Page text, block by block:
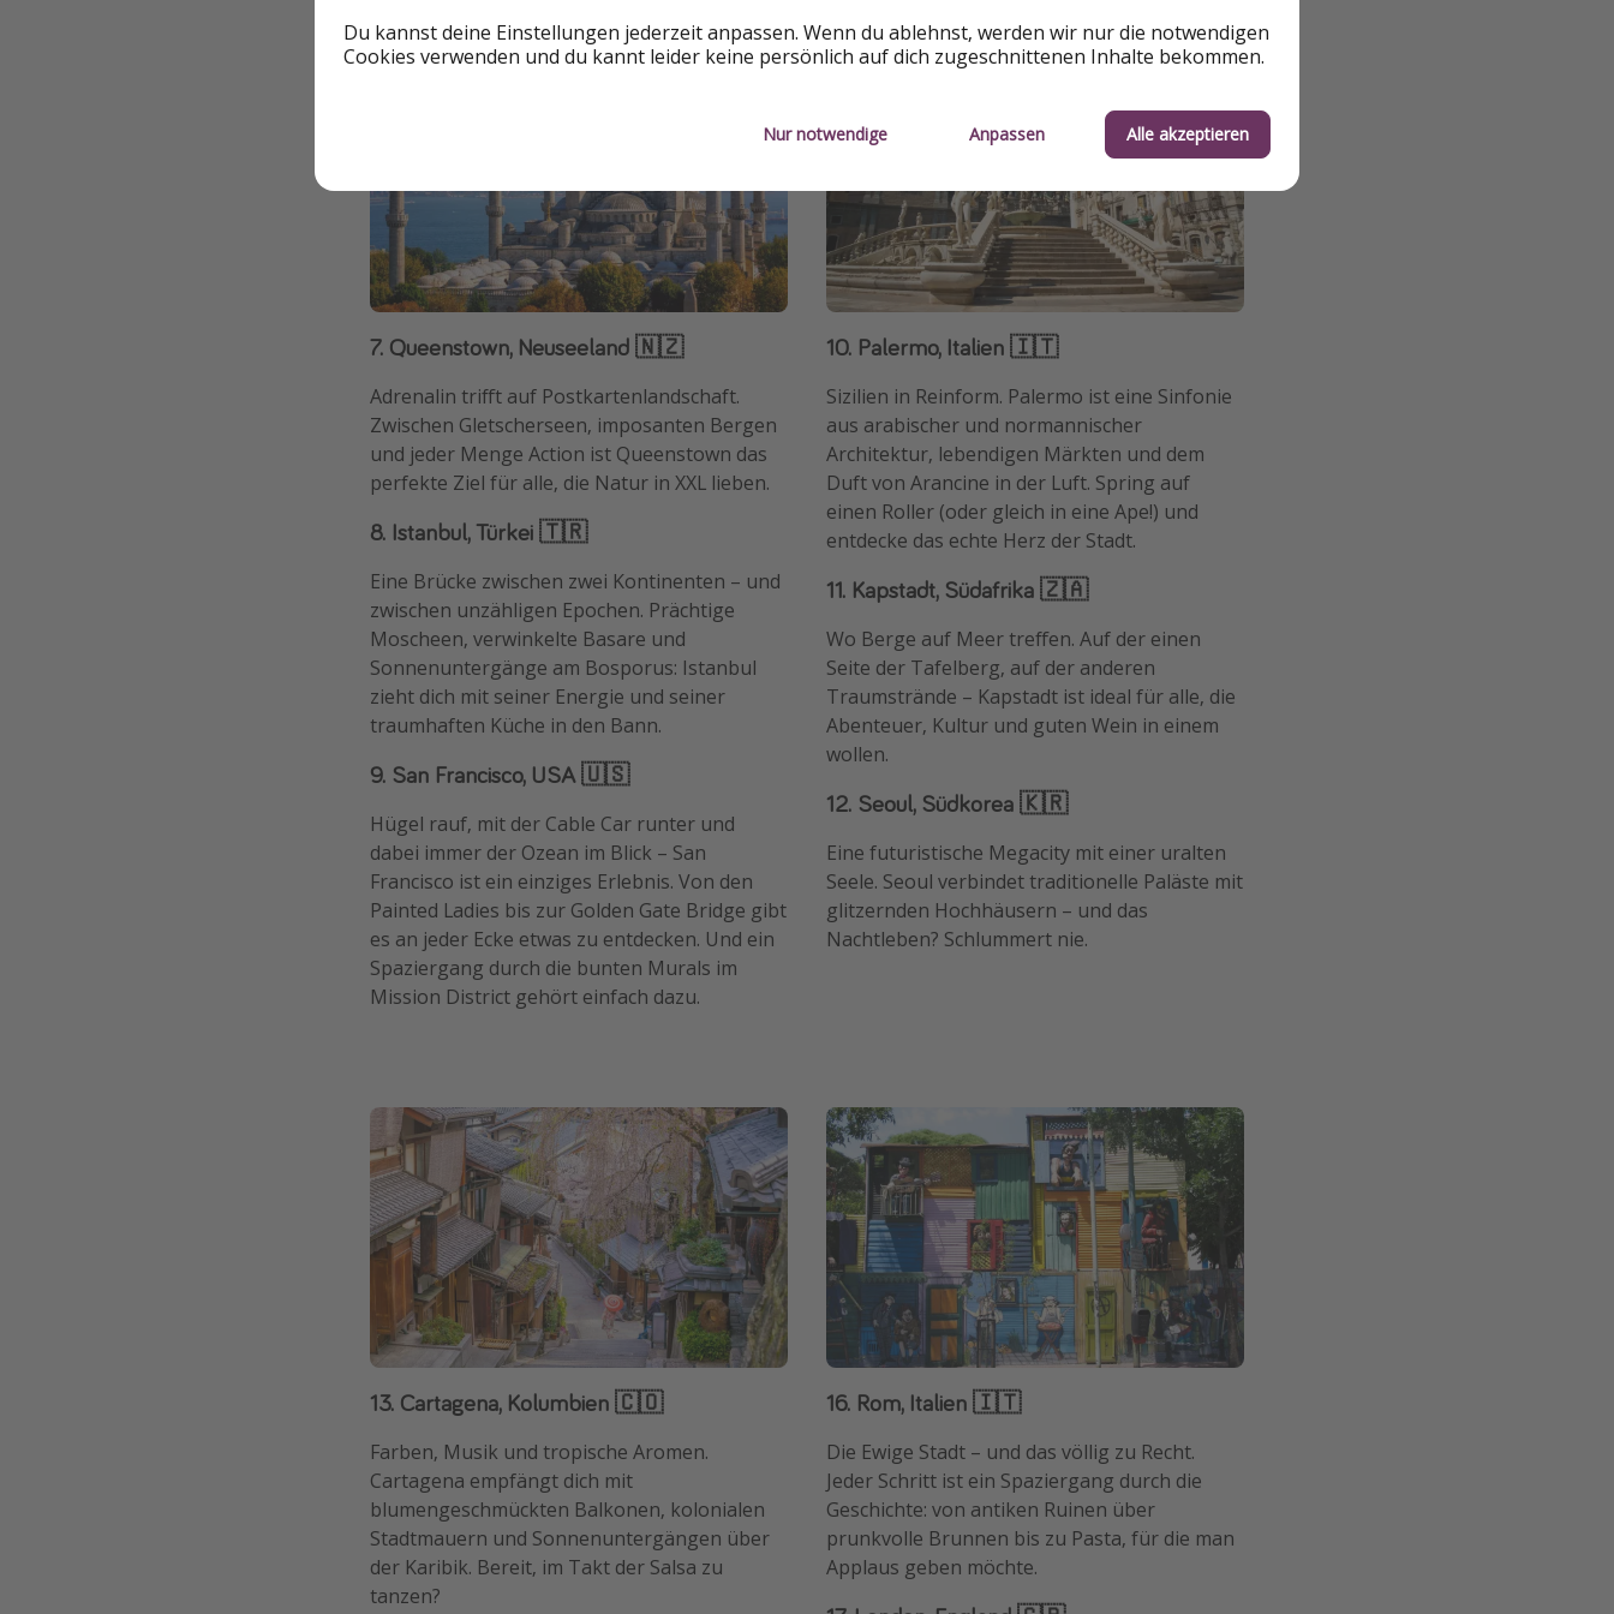
7. Queenstown, Neuseeland 🇳🇿
Adrenalin trifft auf Postkartenlandschaft.
Zwischen Gletscherseen, imposanten Bergen
und jeder Menge Action ist Queenstown das
perfekte Ziel für alle, die Natur in XXL lieben.
8. Istanbul, Türkei 🇹🇷
Eine Brücke zwischen zwei Kontinenten – und
zwischen unzähligen Epochen. Prächtige
Moscheen, verwinkelte Basare und
Sonnenuntergänge am Bosporus: Istanbul
zieht dich mit seiner Energie und seiner
traumhaften Küche in den Bann.
9. San Francisco, USA 🇺🇸
Hügel rauf, mit der Cable Car runter und
dabei immer der Ozean im Blick – San
Francisco ist ein einziges Erlebnis. Von den
Painted Ladies bis zur Golden Gate Bridge gibt
es an jeder Ecke etwas zu entdecken. Und ein
Spaziergang durch die bunten Murals im
Mission District gehört einfach dazu.
10. Palermo, Italien 🇮🇹
Sizilien in Reinform. Palermo ist eine Sinfonie
aus arabischer und normannischer
Architektur, lebendigen Märkten und dem
Duft von Arancine in der Luft. Spring auf
einen Roller (oder gleich in eine Ape!) und
entdecke das echte Herz der Stadt.
11. Kapstadt, Südafrika 🇿🇦
Wo Berge auf Meer treffen. Auf der einen
Seite der Tafelberg, auf der anderen
Traumstrände – Kapstadt ist ideal für alle, die
Abenteuer, Kultur und guten Wein in einem
wollen.
12. Seoul, Südkorea 🇰🇷
Eine futuristische Megacity mit einer uralten
Seele. Seoul verbindet traditionelle Paläste mit
glitzernden Hochhäusern – und das
Nachtleben? Schlummert nie.
13. Cartagena, Kolumbien 🇨🇴
Farben, Musik und tropische Aromen.
Cartagena empfängt dich mit
blumengeschmückten Balkonen, kolonialen
Stadtmauern und Sonnenuntergängen über
der Karibik. Bereit, im Takt der Salsa zu
tanzen?
16. Rom, Italien 🇮🇹
Die Ewige Stadt – und das völlig zu Recht.
Jeder Schritt ist ein Spaziergang durch die
Geschichte: von antiken Ruinen über
prunkvolle Brunnen bis zu Pasta, für die man
Applaus geben möchte.
Du kannst deine Einstellungen jederzeit anpassen. Wenn du ablehnst, werden wir nur die notwendigen
Cookies verwenden und du kannt leider keine persönlich auf dich zugeschnittenen Inhalte bekommen.
Nur notwendige Anpassen Alle akzeptieren